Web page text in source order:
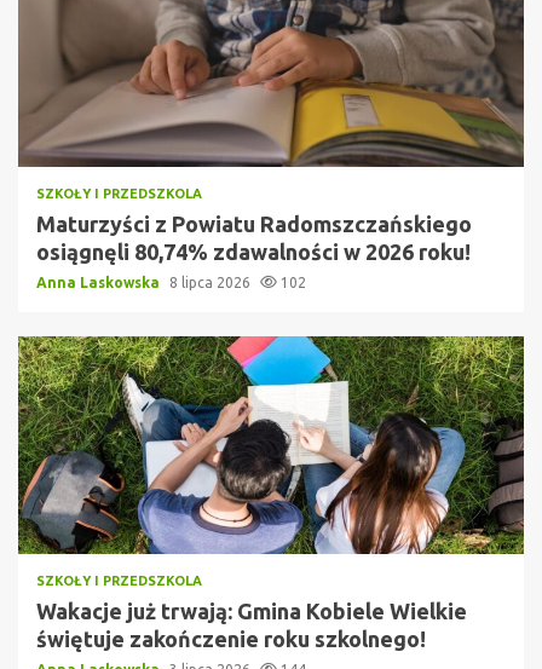
SZKOŁY I PRZEDSZKOLA
Maturzyści z Powiatu Radomszczańskiego
osiągnęli 80,74% zdawalności w 2026 roku!
Anna Laskowska 8 lipca 2026 102
SZKOŁY I PRZEDSZKOLA
Wakacje już trwają: Gmina Kobiele Wielkie
świętuje zakończenie roku szkolnego!